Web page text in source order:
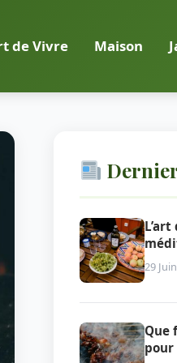
de Vivre Maison
29
Que
pour